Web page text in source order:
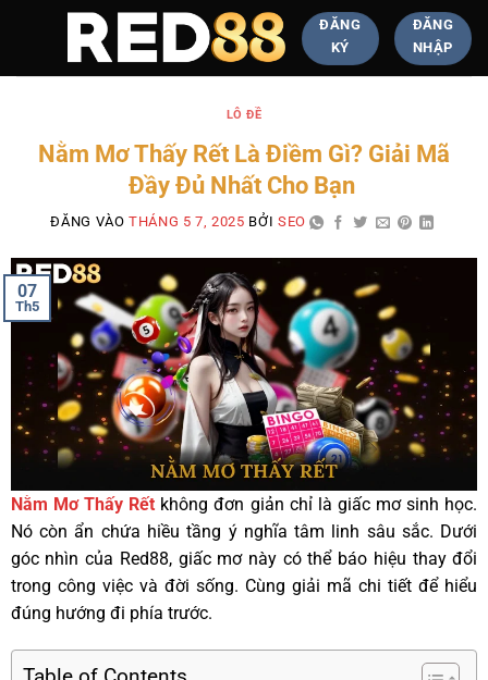
ĐĂNG
KÝ
ĐĂNG
NHẬP
LÔ ĐỀ
Nằm Mơ Thấy Rết Là Điềm Gì? Giải Mã
Đầy Đủ Nhất Cho Bạn
ĐĂNG VÀOTHÁNG 5 7, 2025 BỞI SEO
07
Th5
Nằm Mơ Thấy Rết không đơn giản chỉ là giấc mơ sinh học.
Nó còn ẩn chứa hiều tầng ý nghĩa tâm linh sâu sắc. Dưới
góc nhìn của Red88, giấc mơ này có thể báo hiệu thay đổi
trong công việc và đời sống. Cùng giải mã chi tiết để hiểu
đúng hướng đi phía trước.